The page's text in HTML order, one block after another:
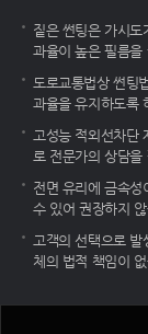
짙은 썬팅은 가시
과율이 높은 필름을
도로교통법상 썬
과율을 유지하도록
고성능 적외선차단
로 전문가의 상담을
전면 유리에 금속
수 있어 권장하지 않
고객의 선택으로
체의 법적 책임이 없